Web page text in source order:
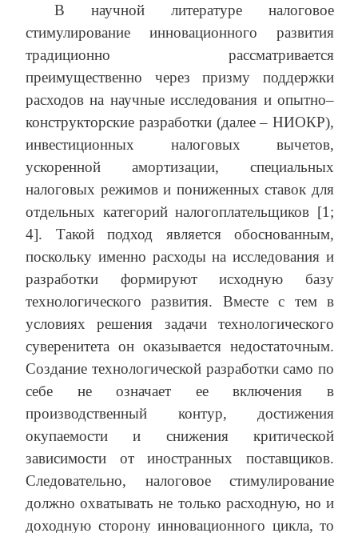
В научной литературе налоговое
стимулирование инновационного развития
традиционно рассматривается
преимущественно через призму поддержки
расходов на научные исследования и опытно–
конструкторские разработки (далее – НИОКР),
инвестиционных налоговых вычетов,
ускоренной амортизации, специальных
налоговых режимов и пониженных ставок для
отдельных категорий налогоплательщиков [1;
4]. Такой подход является обоснованным,
поскольку именно расходы на исследования и
разработки формируют исходную базу
технологического развития. Вместе с тем в
условиях решения задачи технологического
суверенитета он оказывается недостаточным.
Создание технологической разработки само по
себе не означает ее включения в
производственный контур, достижения
окупаемости и снижения критической
зависимости от иностранных поставщиков.
Следовательно, налоговое стимулирование
должно охватывать не только расходную, но и
доходную сторону инновационного цикла, то